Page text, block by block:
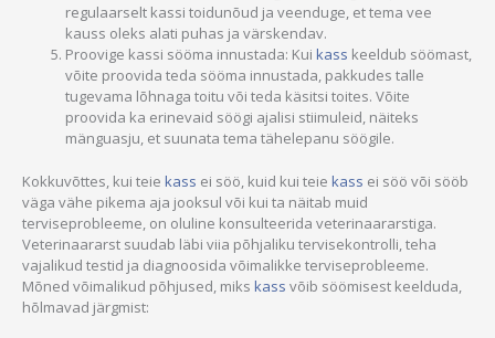
regulaarselt kassi toidunõud ja veenduge, et tema vee
kauss oleks alati puhas ja värskendav.
Proovige kassi sööma innustada: Kui kass keeldub söömast,
võite proovida teda sööma innustada, pakkudes talle
tugevama lõhnaga toitu või teda käsitsi toites. Võite
proovida ka erinevaid söögi ajalisi stiimuleid, näiteks
mänguasju, et suunata tema tähelepanu söögile.
Kokkuvõttes, kui teie kass ei söö, kuid kui teie kass ei söö või sööb
väga vähe pikema aja jooksul või kui ta näitab muid
terviseprobleeme, on oluline konsulteerida veterinaararstiga.
Veterinaararst suudab läbi viia põhjaliku tervisekontrolli, teha
vajalikud testid ja diagnoosida võimalikke terviseprobleeme.
Mõned võimalikud põhjused, miks kass võib söömisest keelduda,
hõlmavad järgmist: